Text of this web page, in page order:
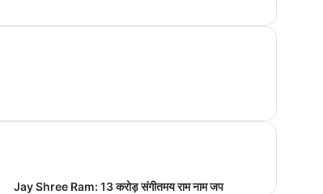
Jay Shree Ram: 13 करोड़ संगीतमय राम नाम जप